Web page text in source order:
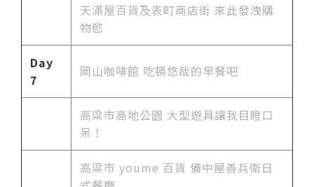
天滿屋百貨及表町商店街 來此發洩購
物慾
Day
7
岡山咖啡館 吃頓悠哉的早餐吧
高粱市高地公園 大型遊具讓我目瞪口
呆！
高粱市 youme 百貨 備中屋善兵衛日